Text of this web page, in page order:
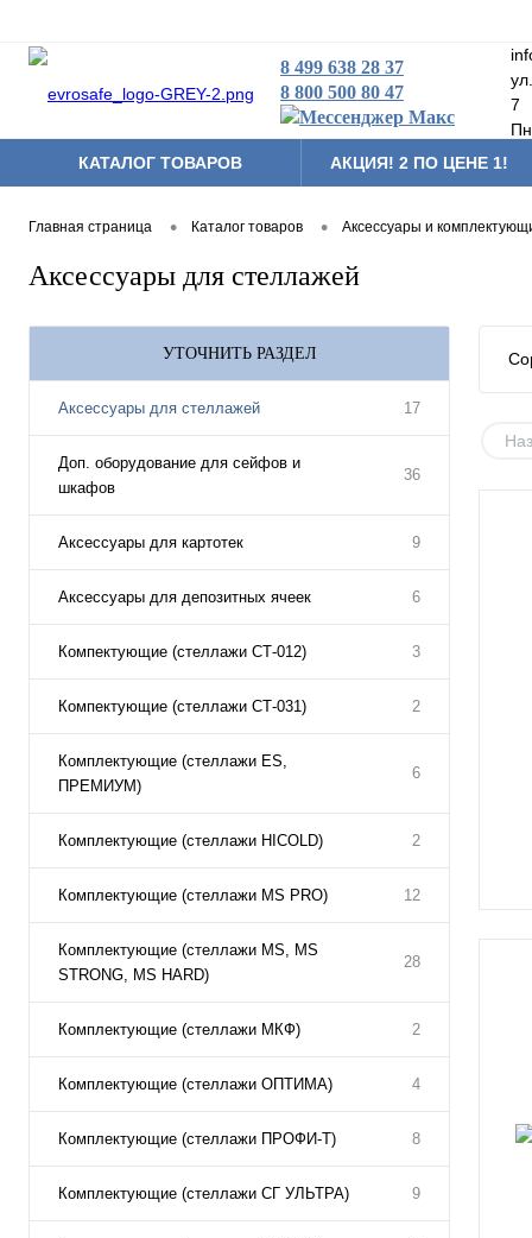
8 499 638 28 37
8 800 500 80 47
7
КАТАЛОГ ТОВАРОВ АКЦИЯ! 2 ПО ЦЕНЕ 1!
Главная страница • Каталог товаров • Аксессуары и
Аксессуары для стеллажей
УТОЧНИТЬ РАЗДЕЛ
Аксессуары для стеллажей 17
Доп. оборудование для сейфов и
шкафов
36
Аксессуары для картотек 9
Аксессуары для депозитных ячеек 6
Компектующие (стеллажи СТ-012) 3
Компектующие (стеллажи СТ-031) 2
Комплектующие (стеллажи ES,
ПРЕМИУМ)
6
Комплектующие (стеллажи HICOLD) 2
Комплектующие (стеллажи MS PRO) 12
Комплектующие (стеллажи MS, MS
STRONG, MS HARD)
28
Комплектующие (стеллажи МКФ) 2
Комплектующие (стеллажи ОПТИМА) 4
Комплектующие (стеллажи ПРОФИ-Т) 8
Комплектующие (стеллажи СГ УЛЬТРА) 9